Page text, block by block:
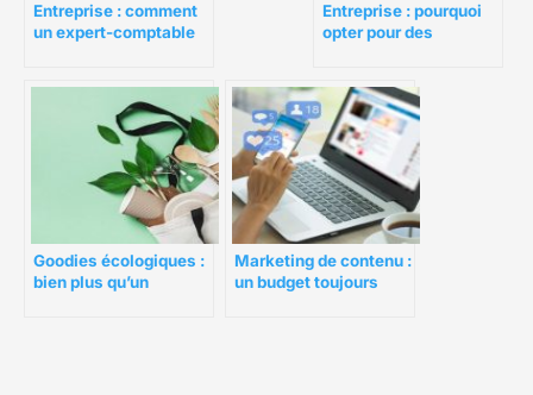
Entreprise : comment
un expert-comptable
Entreprise : pourquoi
opter pour des
Goodies écologiques :
bien plus qu’un
Marketing de contenu :
un budget toujours